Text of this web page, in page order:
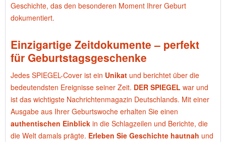
Geschichte, das den besonderen Moment Ihrer Geburt
dokumentiert.
Einzigartige Zeitdokumente – perfekt
für Geburtstagsgeschenke
Jedes SPIEGEL-Cover ist ein Unikat und berichtet über die
bedeutendsten Ereignisse seiner Zeit. DER SPIEGEL war und
ist das wichtigste Nachrichtenmagazin Deutschlands. Mit einer
Ausgabe aus Ihrer Geburtswoche erhalten Sie einen
authentischen Einblick in die Schlagzeilen und Berichte, die
die Welt damals prägte. Erleben Sie Geschichte hautnah und